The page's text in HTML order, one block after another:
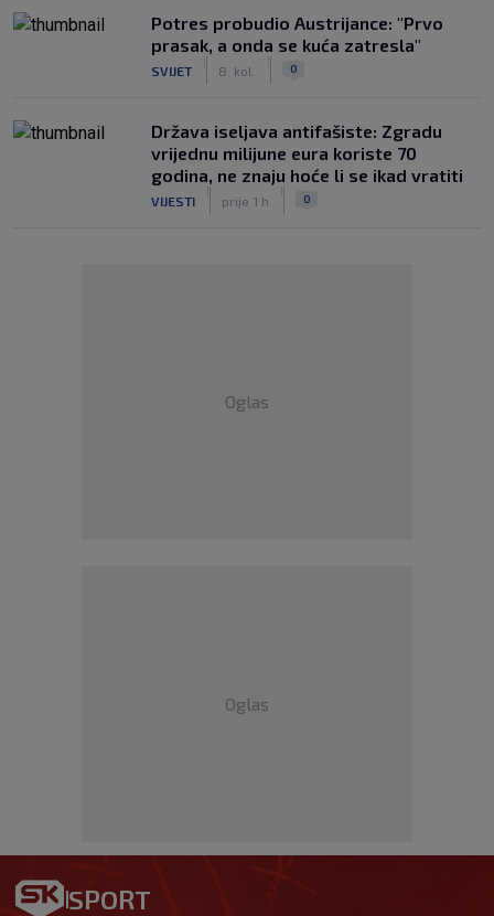
Potres probudio Austrijance: "Prvo
prasak, a onda se kuća zatresla"
SVIJET 8. kol. 0
Država iseljava antifašiste: Zgradu
vrijednu milijune eura koriste 70
godina, ne znaju hoće li se ikad vratiti
VIJESTI prije 1 h 0
Oglas
Oglas
SPORT